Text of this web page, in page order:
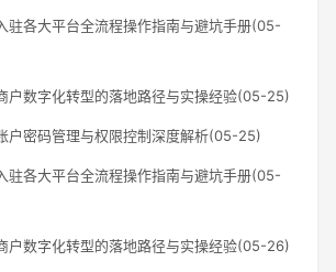
驻各大平台全流程操作指南与避坑手册(05-
户数字化转型的落地路径与实操经验(05-25)
户密码管理与权限控制深度解析(05-25)
驻各大平台全流程操作指南与避坑手册(05-
户数字化转型的落地路径与实操经验(05-26)